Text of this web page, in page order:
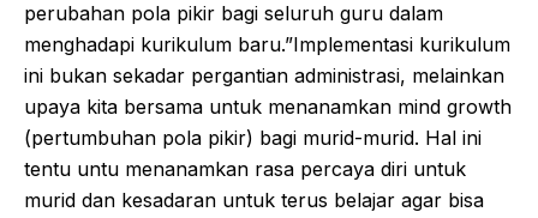
perubahan pola pikir bagi seluruh guru dalam
menghadapi kurikulum baru.”Implementasi kurikulum
ini bukan sekadar pergantian administrasi, melainkan
upaya kita bersama untuk menanamkan mind growth
(pertumbuhan pola pikir) bagi murid-murid. Hal ini
tentu untu menanamkan rasa percaya diri untuk
murid dan kesadaran untuk terus belajar agar bisa